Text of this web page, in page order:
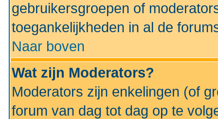
gebruikersgroepen of
toegankelijkheden in al de
Naar boven
Wat zijn Moderators?
Moderators zijn enkelingen (of
forum van dag tot dag op te